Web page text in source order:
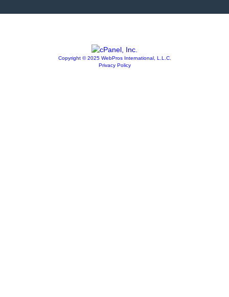
Copyright © 2025 WebPros International, L.L.C.
Privacy Policy